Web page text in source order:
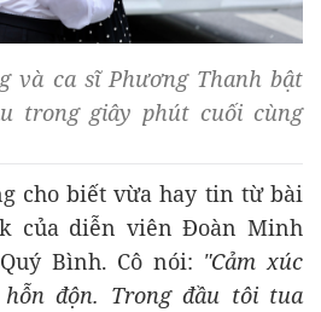
và ca sĩ Phương Thanh bật
trong giây phút cuối cùng
cho biết vừa hay tin từ bài
của diễn viên Đoàn Minh
Bình. Cô nói: "Cảm xúc
độn. Trong đầu tôi tua